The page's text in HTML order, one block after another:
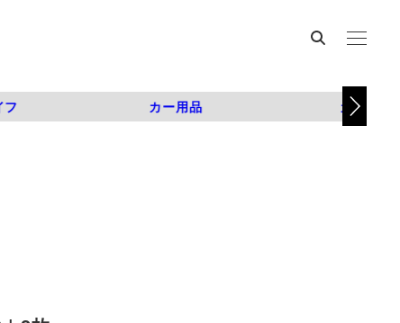
フ カー用品 カスタム